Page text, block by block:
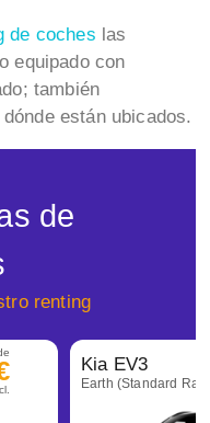
de coches las
equipado con
también
están ubicados.
de
renting
Kia EV3
Earth (Standard